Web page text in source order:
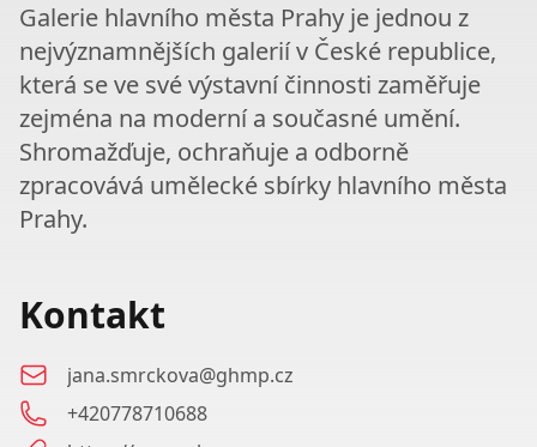
Galerie hlavního města Prahy je jednou z
nejvýznamnějších galerií v České republice,
která se ve své výstavní činnosti zaměřuje
zejména na moderní a současné umění.
Shromažďuje, ochraňuje a odborně
zpracovává umělecké sbírky hlavního města
Prahy.
Kontakt
jana.smrckova@ghmp.cz
+420778710688